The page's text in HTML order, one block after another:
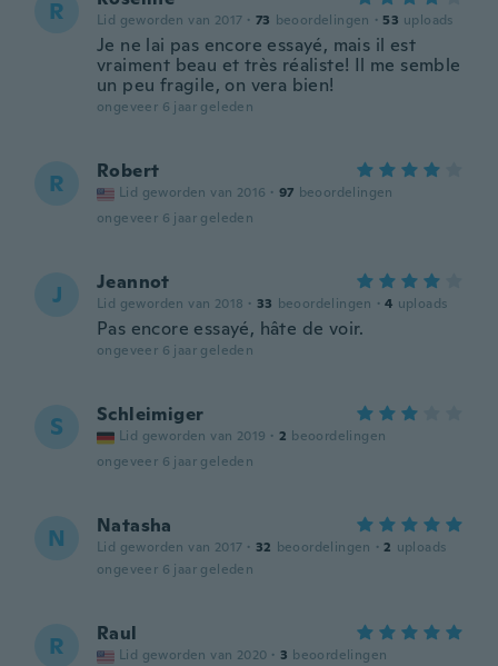
R Lid geworden van 2017 · 73 beoordelingen · 53 uploads
Je ne lai pas encore essayé, mais il est
vraiment beau et très réaliste! Il me semble
un peu fragile, on vera bien!
ongeveer 6 jaar geleden
R Robert
Lid geworden van 2016 · 97 beoordelingen
ongeveer 6 jaar geleden
J Jeannot
Lid geworden van 2018 · 33 beoordelingen · 4 uploads
Pas encore essayé, hâte de voir.
ongeveer 6 jaar geleden
S Schleimiger
Lid geworden van 2019 · 2 beoordelingen
ongeveer 6 jaar geleden
N Natasha
Lid geworden van 2017 · 32 beoordelingen · 2 uploads
ongeveer 6 jaar geleden
R Raul
Lid geworden van 2020 · 3 beoordelingen